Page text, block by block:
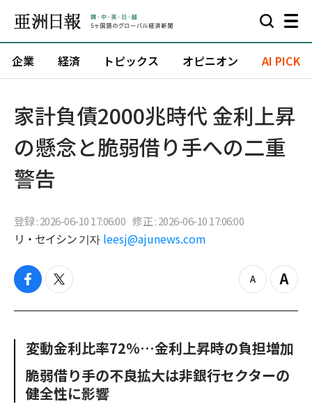
企業 経済 トピックス オピニオン AI PICK
家計負債2000兆時代 金利上昇
の懸念と脆弱借り手への二重
警告
登録 : 2026-06-10 17:06:00 修正 : 2026-06-10 17:06:00
リ・セイシン 기자 leesj@ajunews.com
f
c
o
k
t
i
e
z
o
u
Z
o
n
変動金利比率72%…金利上昇時の負担増加
脆弱借り手の不良拡大は非銀行セクターの
健全性に影響